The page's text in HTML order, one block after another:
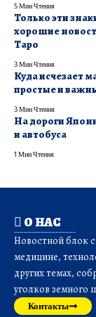
5 Мин Чтения
Только эти
хорошие
Таро
3 Мин Чтения
Куда исчезает
простые и
3 Мин Чтения
На дороги
и автобуса
1 Мин Чтения
О НАС
Новостной блок
медицине,
других темах,
уголков земного
Контакты